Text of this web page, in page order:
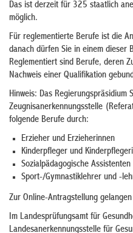
Das ist derzeit für 325 staatlich
möglich.
Für reglementierte Berufe ist die
danach dürfen Sie in einem dieser
Reglementiert sind Berufe, deren
Nachweis einer Qualifikation
Hinweis: Das
Zeugnisanerkennungsstelle
folgende Berufe durch:
Erzieher und Erzieherinnen
Kinderpfleger und
Sozialpädagogische
Sport-/Gymnastiklehrer und -
Zur Online-Antragstellung gelangen
Im Landesprüfungsamt für
Landesanerkennungsstelle für